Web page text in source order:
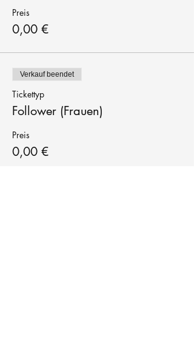
Preis
0,00 €
Verkauf beendet
Tickettyp
Follower (Frauen)
Preis
0,00 €